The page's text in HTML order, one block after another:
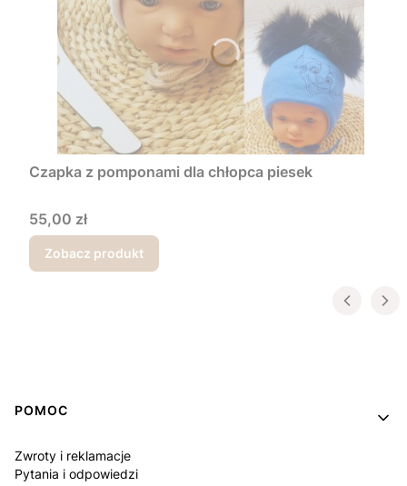
Czapka z pomponami dla chłopca piesek
Cena
55,00 zł
Zobacz produkt
Linki w stopce
POMOC
Zwroty i reklamacje
Pytania i odpowiedzi